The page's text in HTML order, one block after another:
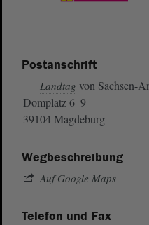
Postanschrift
Landtag von Sachsen-
Domplatz 6–9
39104 Magdeburg
Wegbeschreibung
Auf Google Maps
Telefon und Fax